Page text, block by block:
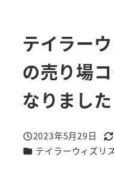
テイラー
の売り場
なりました
投稿日
2023年5月29日
カテゴリー
テイラーウィズリ